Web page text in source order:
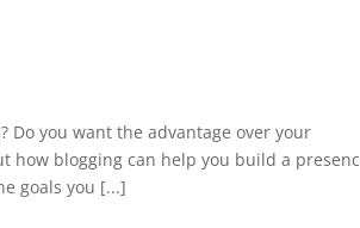
you want the advantage over your
how blogging can help you build a
goals you [...]